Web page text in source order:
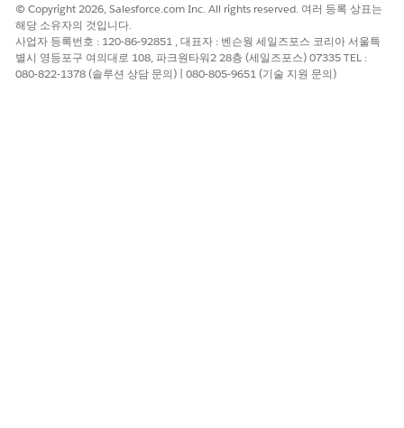
© Copyright 2026, Salesforce.com Inc. All rights reserved. 여러 등록 상표는
해당 소유자의 것입니다.
사업자 등록번호 : 120-86-92851 , 대표자 : 벤슨웡 세일즈포스 코리아 서울특
별시 영등포구 여의대로 108, 파크원타워2 28층 (세일즈포스) 07335 TEL :
080-822-1378 (솔루션 상담 문의) | 080-805-9651 (기술 지원 문의)